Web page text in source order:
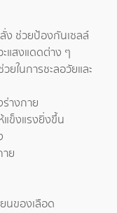
ง ช่วยป้องกันเซลล์
แสงแดดต่าง ๆ
ในการชะลอวัยและ
างกาย
แข็งแรงยิ่งขึ้น
ย
นของเลือด